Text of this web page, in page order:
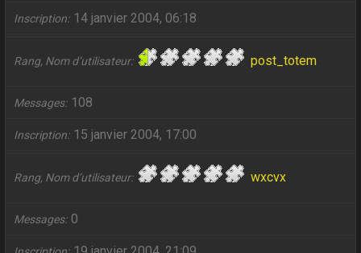
Inscription 14 janvier 2004, 06:18
Rang, Nom d’utilisateur post_totem
Messages 108
Inscription 15 janvier 2004, 17:00
Rang, Nom d’utilisateur wxcvx
Messages 0